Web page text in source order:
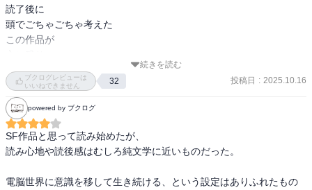
読了後に
頭でごちゃごちゃ考えた
この作品が
別の物語を作る人もいるだろうと思う。
続きを読む
ブクログレビューは
いいねできません
32 投稿日 : 2025.10.16
powered by ブクログ
SF作品と思って読み始めたが、
読み心地や読後感はむしろ純文学に近いものだった。
電脳世界に意識を移して生き続ける、という設定はありふれたもの